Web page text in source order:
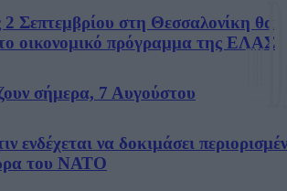
2 Σεπτεμβρίου στη Θεσσαλονίκη θα
οικονομικό πρόγραμμα της ΕΛΑΣ
σήμερα, 7 Αυγούστου
ενδέχεται να δοκιμάσει
του ΝΑΤΟ